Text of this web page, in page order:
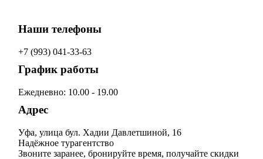
Наши телефоны
+7 (993) 041-33-63
График работы
Ежедневно: 10.00 - 19.00
Адрес
Уфа, улица бул. Хадии Давлетшиной, 16
Надёжное турагентство
Звоните заранее, бронируйте время, получайте скидки